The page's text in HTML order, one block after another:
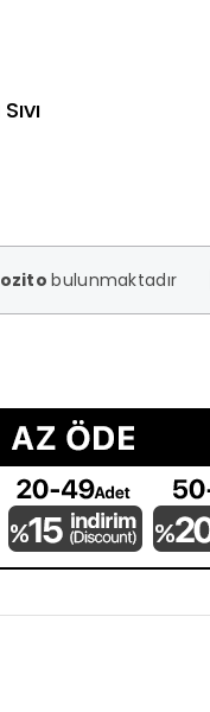
bulunmaktadır